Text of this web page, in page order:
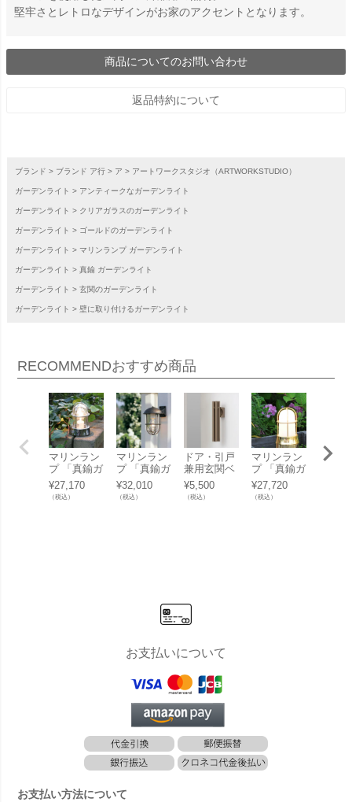
堅牢さとレトロなデザインがお家のアクセントとなります。
商品についてのお問い合わせ
返品特約について
ブランド ブランド ア行 ア アートワークスタジオ（ARTWORKSTUDIO）
ガーデンライト アンティークなガーデンライト
ガーデンライト クリアガラスのガーデンライト
ガーデンライト ゴールドのガーデンライト
ガーデンライト マリンランプ ガーデンライト
ガーデンライト 真鍮 ガーデンライト
ガーデンライト 玄関のガーデンライト
ガーデンライト 壁に取り付けるガーデンライト
RECOMMENDおすすめ商品
マリンラン
プ 「真鍮ガ
ーデンライ
ト BH1000
クリアガラ
¥27,170
（税込）
マリンラン
プ 「真鍮ガ
ーデンライ
ト BR5000
クリアガラ
¥32,010
（税込）
ドア・引戸
兼用玄関ベ
ル 「Timbre
Door Chime
ドアチャイ
¥5,500
（税込）
マリンラン
プ 「真鍮ガ
ーデンライ
ト BH1000
くもりガラ
¥27,720
（税込）
マリ
お支払いについて
お支払い方法について